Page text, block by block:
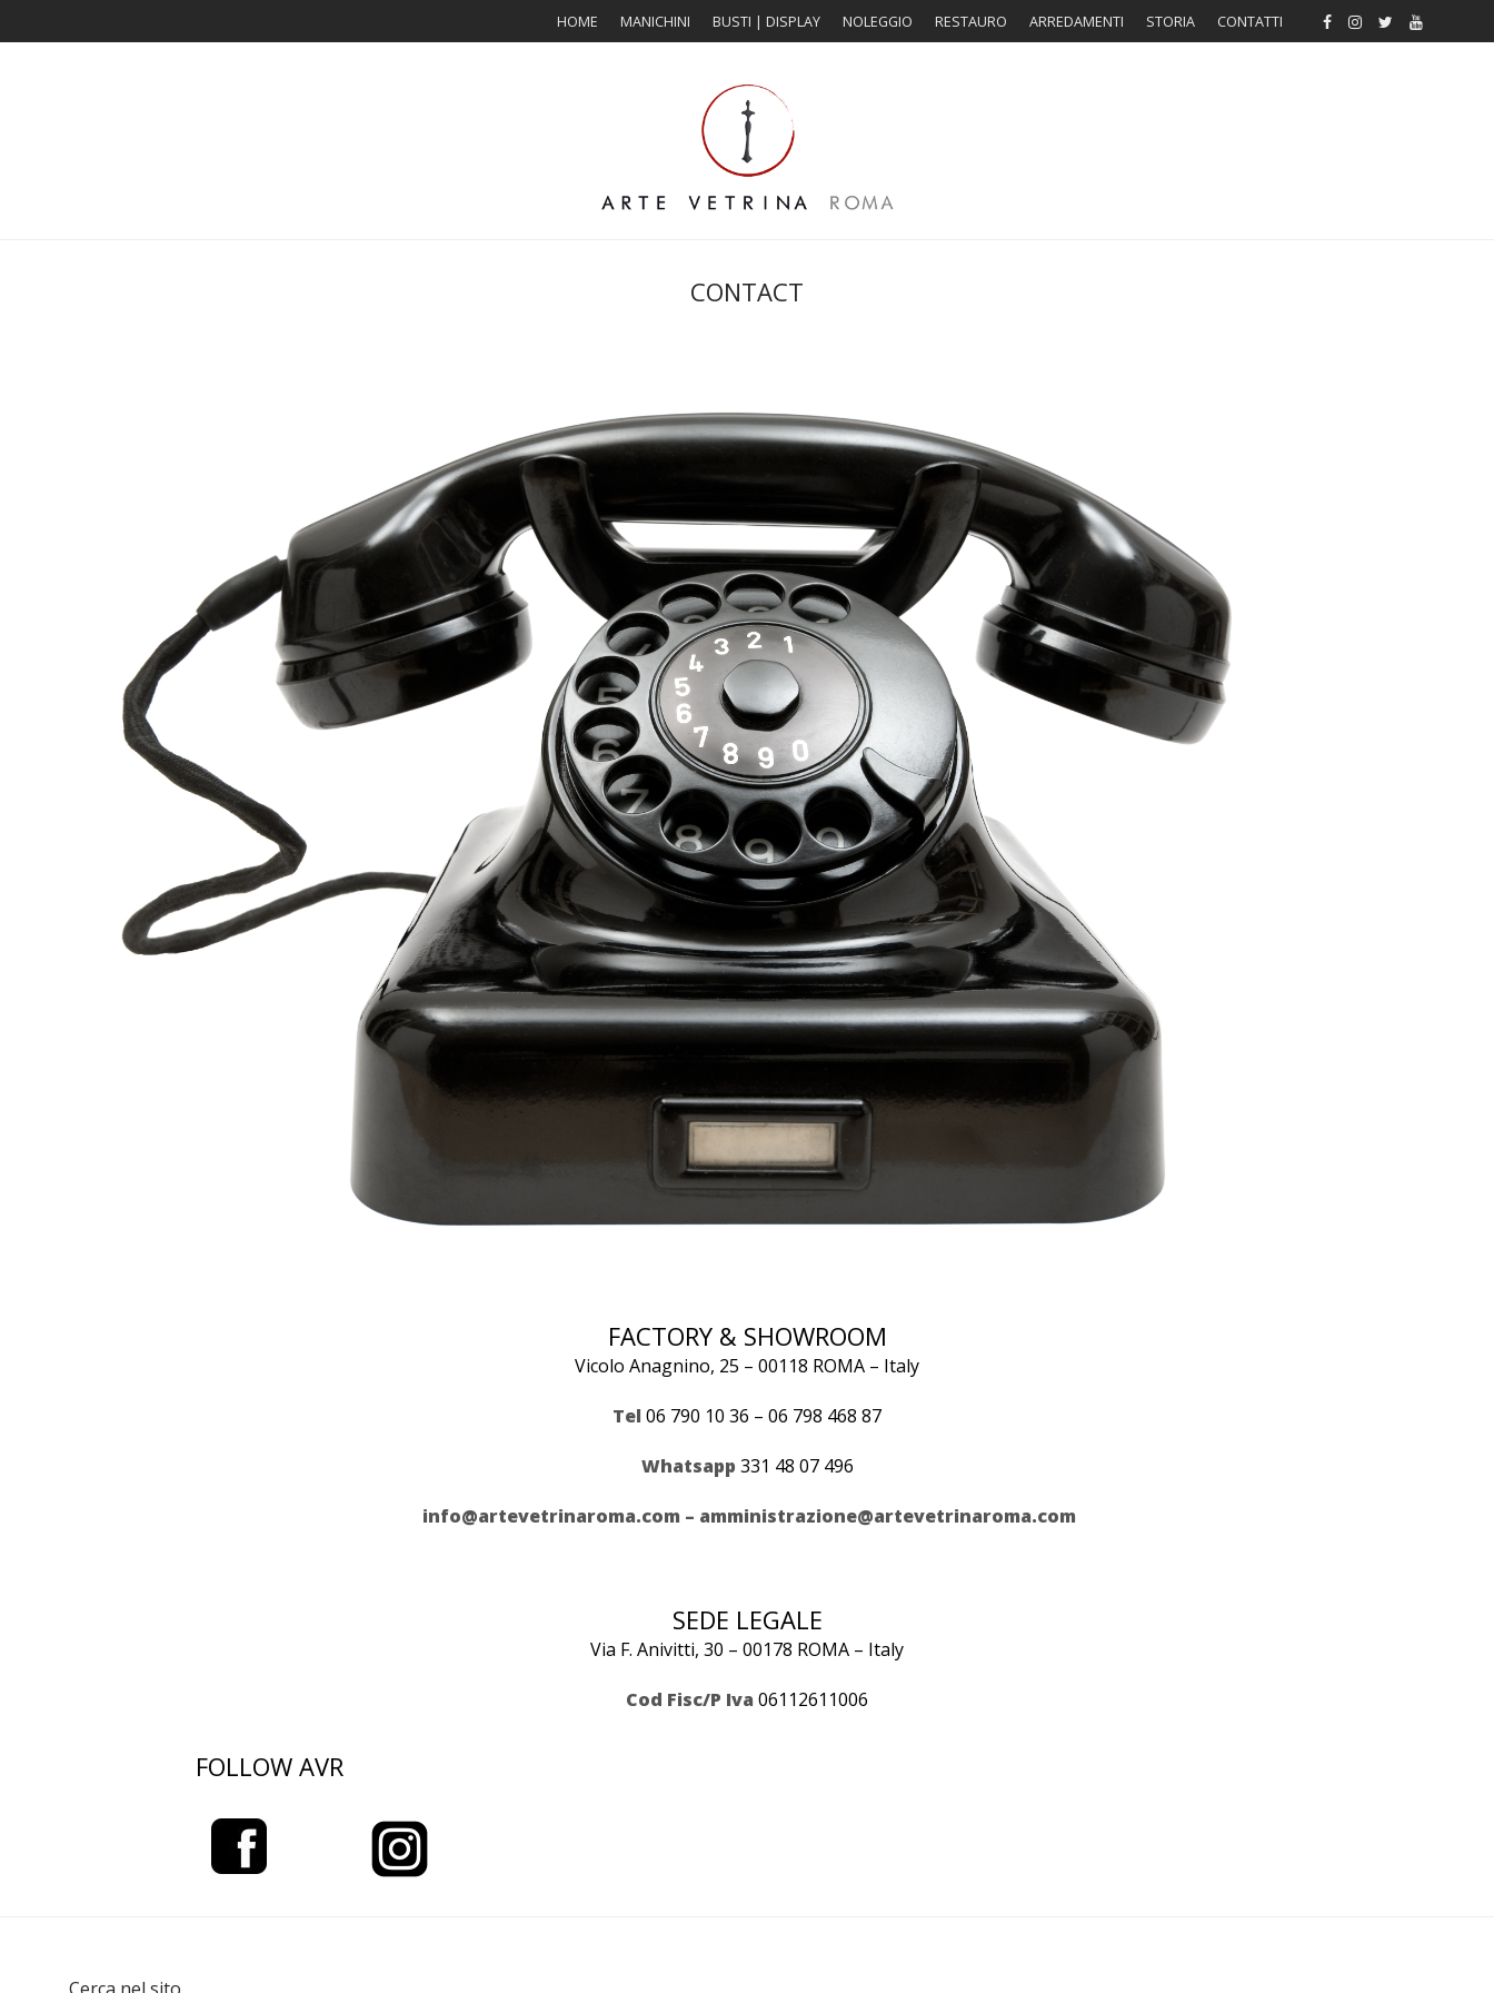
HOME MANICHINI BUSTI | DISPLAY NOLEGGIO RESTAURO ARREDAMENTI STORIA CONTATTI
CONTACT
FACTORY & SHOWROOM
Vicolo Anagnino, 25 – 00118 ROMA – Italy
Tel 06 790 10 36 – 06 798 468 87
Whatsapp 331 48 07 496
info@artevetrinaroma.com – amministrazione@artevetrinaroma.com
SEDE LEGALE
Via F. Anivitti, 30 – 00178 ROMA – Italy
Cod Fisc/P Iva 06112611006
FOLLOW AVR